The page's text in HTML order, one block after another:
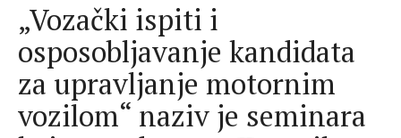
„Vozački ispiti i
osposobljavanje kandidata
za upravljanje motornim
vozilom“ naziv je seminara